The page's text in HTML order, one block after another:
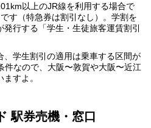
以上のJR線を利用する場合で
す（特急券は割引なし）。学割を
行する「学生・生徒旅客運賃割引
、学生割引の適用は乗車する区間が
件なので、大阪〜敦賀や大阪〜近江
すよ。
駅券売機・窓口